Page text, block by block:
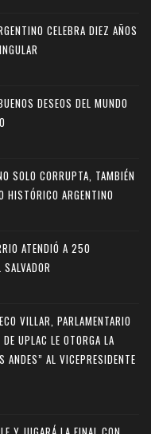
CELEBRA DIEZ AÑOS
DESEOS DEL MUNDO
SOLO CORRUPTA, TAMBIÉN
HISTÓRICO ARGENTINO
ATENDIÓ A 250
VILLAR, PARLAMENTARIO
UPLAC LE OTORGA LA
ANDES” AL VICEPRESIDENTE